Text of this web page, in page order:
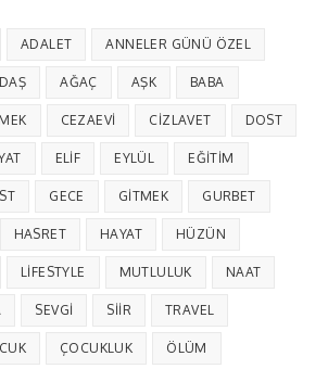
ADALET ANNELER GÜNÜ ÖZEL
AĞAÇ AŞK BABA
CEZAEVI CIZLAVET DOST
ELIF EYLÜL EĞITIM
GECE GITMEK GURBET
HASRET HAYAT HÜZÜN
LIFESTYLE MUTLULUK NAAT
SEVGI SIIR TRAVEL
ÇOCUKLUK ÖLÜM